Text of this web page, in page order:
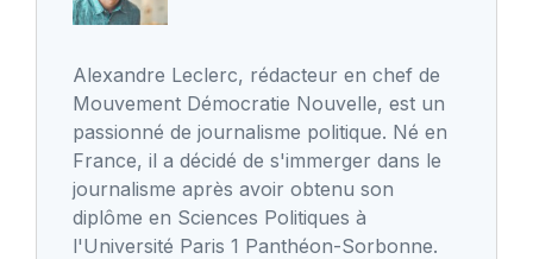
Alexandre Leclerc, rédacteur en chef de
Mouvement Démocratie Nouvelle, est un
passionné de journalisme politique. Né en
France, il a décidé de s'immerger dans le
journalisme après avoir obtenu son
diplôme en Sciences Politiques à
l'Université Paris 1 Panthéon-Sorbonne.